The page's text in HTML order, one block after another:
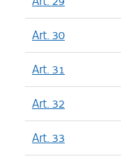
Art. 30
Art. 31
Art. 32
Art. 33